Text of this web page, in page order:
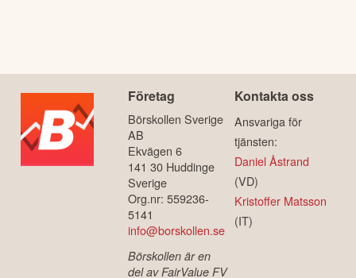
Företag
Börskollen Sverige
AB
Ekvägen 6
141 30 Huddinge
Sverige
Org.nr: 559236-
5141
info@borskollen.se
Börskollen är en
del av FairValue FV
Kontakta oss
Ansvariga för
tjänsten:
Daniel Åstrand
(VD)
Kristoffer Matsson
(IT)